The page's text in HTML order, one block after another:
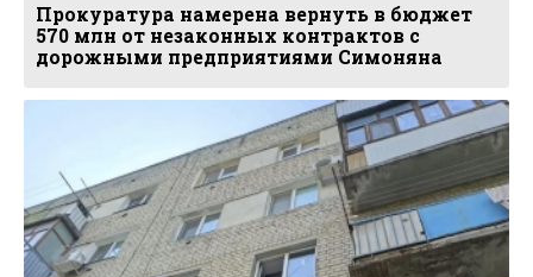
Прокуратура намерена вернуть в бюджет
570 млн от незаконных контрактов с
дорожными предприятиями Симоняна